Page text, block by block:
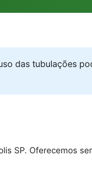
das tubulações
SP. Oferecemos